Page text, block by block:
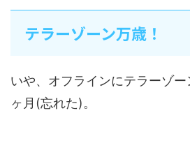
テラーゾーン万歳！
いや、オフラインにテラーゾ
ヶ月(忘れた)。